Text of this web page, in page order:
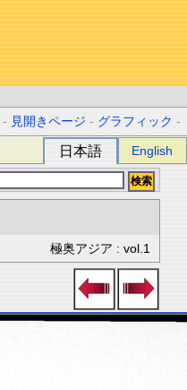
- 見開きページ - グラフィック -
日本語 English
極奥アジア : vol.1